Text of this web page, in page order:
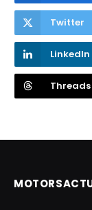
Twitter
LinkedIn
Threads